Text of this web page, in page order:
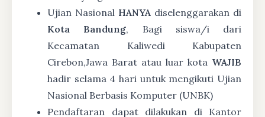
Ujian Nasional HANYA diselenggarakan di
Kota Bandung, Bagi siswa/i dari
Kecamatan Kaliwedi Kabupaten
Cirebon,Jawa Barat atau luar kota WAJIB
hadir selama 4 hari untuk mengikuti Ujian
Nasional Berbasis Komputer (UNBK)
Pendaftaran dapat dilakukan di Kantor